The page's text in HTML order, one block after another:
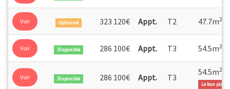
Voir Optionné 323 120€ Appt. T2 47.7m2
Voir Disponible 286 100€ Appt. T3 54.5m2
Voir Disponible 286 100€ Appt. T3
54.5m2
Le bon plan